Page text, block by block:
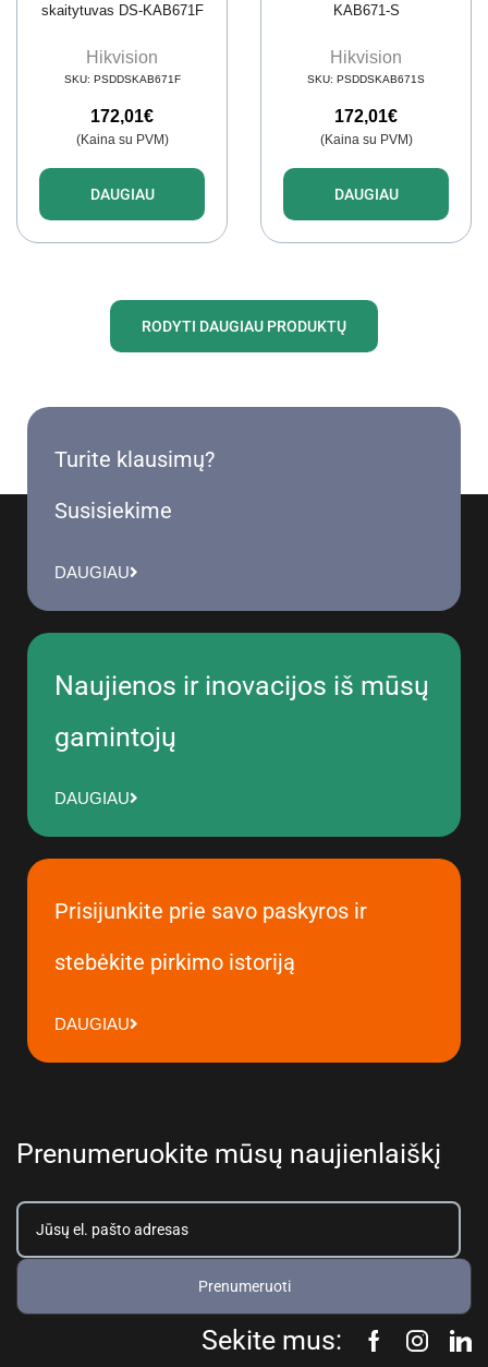
skaitytuvas DS-KAB671F
Hikvision
SKU: PSDDSKAB671F
172,01€
(Kaina su PVM)
DAUGIAU
KAB671-S
Hikvision
SKU: PSDDSKAB671S
172,01€
(Kaina su PVM)
DAUGIAU
RODYTI DAUGIAU PRODUKTŲ
Turite klausimų?
Susisiekime
DAUGIAU
Naujienos ir inovacijos iš mūsų
gamintojų
DAUGIAU
Prisijunkite prie savo paskyros ir
stebėkite pirkimo istoriją
DAUGIAU
Prenumeruokite mūsų naujienlaiškį
Prenumeruoti
Sekite mus: